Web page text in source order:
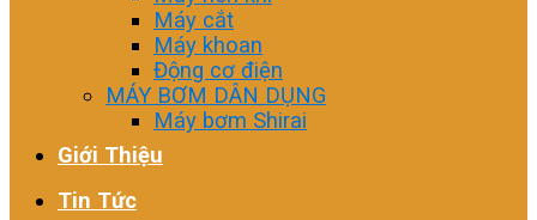
Máy cắt
Máy khoan
Động cơ điện
MÁY BƠM DÂN DỤNG
Máy bơm Shirai
Giới Thiệu
Tin Tức